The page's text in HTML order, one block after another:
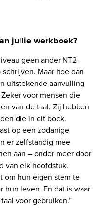
jullie werkboek?
geen ander NT2-
Maar hoe dan
uitstekende aanvulling
voor mensen die
van de taal. Zij hebben
die in dit boek.
op een zodanige
er zelfstandig mee
aan – onder meer door
van elk hoofdstuk.
om hun eigen stem te
hun leven. En dat is waar
voor gebruiken.”